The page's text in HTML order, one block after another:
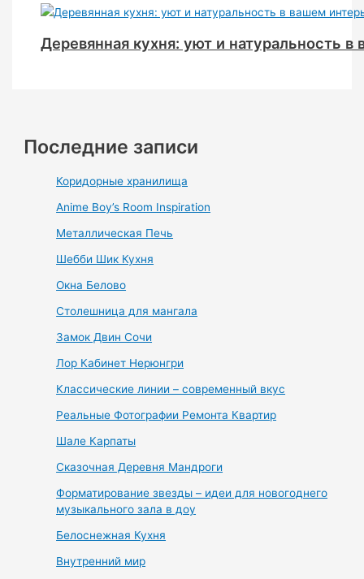
Деревянная кухня: уют и натуральность в
Последние записи
Коридорные хранилища
Anime Boy’s Room Inspiration
Металлическая Печь
Шебби Шик Кухня
Окна Белово
Столешница для мангала
Замок Двин Сочи
Лор Кабинет Нерюнгри
Классические линии – современный вкус
Реальные Фотографии Ремонта Квартир
Шале Карпаты
Сказочная Деревня Мандроги
Форматирование звезды – идеи для новогоднего
музыкального зала в доу
Белоснежная Кухня
Внутренний мир